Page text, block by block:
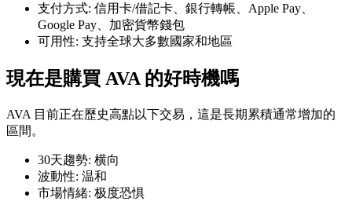
幣本位永續
以數字貨幣為保證金的永續合約
支付方式: 信用卡/借記卡、銀行轉帳、Apple Pay、
Google Pay、加密貨幣錢包
可用性: 支持全球大多數國家和地區
現在是購買 AVA 的好時機嗎
AVA 目前正在歷史高點以下交易，這是長期累積通常增加的
區間。
30天趨勢: 横向
波動性: 温和
市場情緒: 极度恐惧